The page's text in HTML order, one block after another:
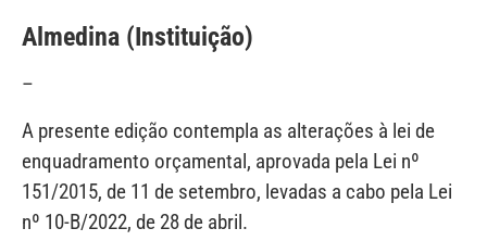
Almedina (Instituição)
–
A presente edição contempla as alterações à lei de
enquadramento orçamental, aprovada pela Lei nº
151/2015, de 11 de setembro, levadas a cabo pela Lei
nº 10-B/2022, de 28 de abril.